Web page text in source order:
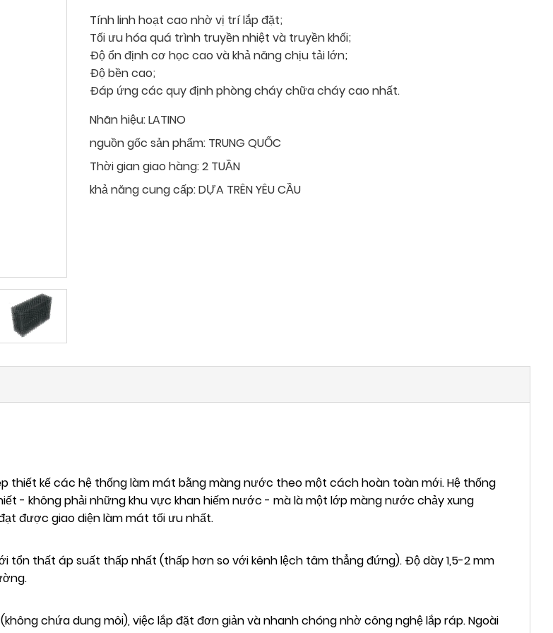
Tính linh hoạt cao nhờ vị trí lắp đặt;
Tối ưu hóa quá trình truyền nhiệt và truyền khối;
Độ ổn định cơ học cao và khả năng chịu tải lớn;
Độ bền cao;
Đáp ứng các quy định phòng cháy chữa cháy cao nhất.
Nhãn hiệu:LATINO
nguồn gốc sản phẩm: TRUNG QUỐC
Thời gian giao hàng:2 TUẦN
khả năng cung cấp:DỰA TRÊN YÊU CẦU
thiết kế các hệ thống làm mát bằng màng nước theo một cách hoàn toàn mới. Hệ thống
- không phải những khu vực khan hiếm nước - mà là một lớp màng nước chảy xung
được giao diện làm mát tối ưu nhất.
thất áp suất thấp nhất (thấp hơn so với kênh lệch tâm thẳng đứng). Độ dày 1,5-2 mm
chứa dung môi), việc lắp đặt đơn giản và nhanh chóng nhờ công nghệ lắp ráp. Ngoài